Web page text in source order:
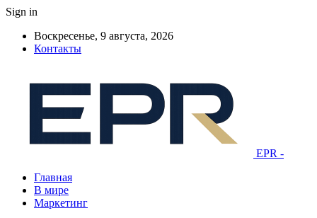
Sign in
Воскресенье, 9 августа, 2026
Контакты
EPR -
Главная
В мире
Маркетинг